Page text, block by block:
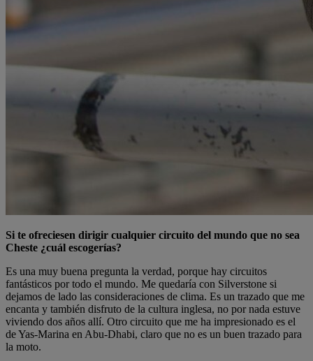
Si te ofreciesen dirigir cualquier circuito del mundo que no sea
Cheste ¿cuál escogerías?
Es una muy buena pregunta la verdad, porque hay circuitos
fantásticos por todo el mundo. Me quedaría con Silverstone si
dejamos de lado las consideraciones de clima. Es un trazado que me
encanta y también disfruto de la cultura inglesa, no por nada estuve
viviendo dos años allí. Otro circuito que me ha impresionado es el
de Yas-Marina en Abu-Dhabi, claro que no es un buen trazado para
la moto.